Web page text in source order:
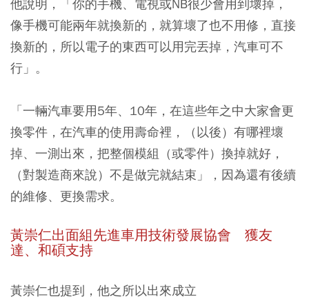
他說明，「你的手機、電視或NB很少會用到壞掉，
像手機可能兩年就換新的，就算壞了也不用修，直接
換新的，所以電子的東西可以用完丟掉，汽車可不
行」。
「一輛汽車要用5年、10年，在這些年之中大家會更
換零件，在汽車的使用壽命裡，（以後）有哪裡壞
掉、一測出來，把整個模組（或零件）換掉就好，
（對製造商來說）不是做完就結束」，因為還有後續
的維修、更換需求。
黃崇仁出面組先進車用技術發展協會 獲友
達、和碩支持
黃崇仁也提到，他之所以出來成立